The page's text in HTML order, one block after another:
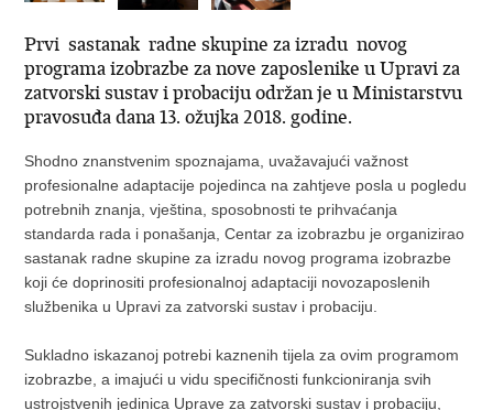
Prvi sastanak radne skupine za izradu novog
programa izobrazbe za nove zaposlenike u Upravi za
zatvorski sustav i probaciju održan je u Ministarstvu
pravosuđa dana 13. ožujka 2018. godine.
Shodno znanstvenim spoznajama, uvažavajući važnost
profesionalne adaptacije pojedinca na zahtjeve posla u pogledu
potrebnih znanja, vještina, sposobnosti te prihvaćanja
standarda rada i ponašanja, Centar za izobrazbu je organizirao
sastanak radne skupine za izradu novog programa izobrazbe
koji će doprinositi profesionalnoj adaptaciji novozaposlenih
službenika u Upravi za zatvorski sustav i probaciju.
Sukladno iskazanoj potrebi kaznenih tijela za ovim programom
izobrazbe, a imajući u vidu specifičnosti funkcioniranja svih
ustrojstvenih jedinica Uprave za zatvorski sustav i probaciju,